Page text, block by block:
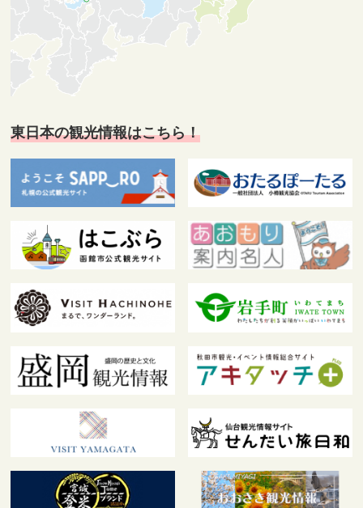
東日本の観光情報はこちら！